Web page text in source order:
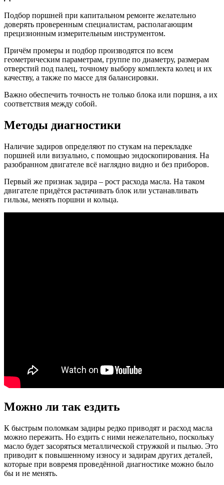
Подбор поршней при капитальном ремонте желательно
доверять проверенным специалистам, располагающим
прецизионным измерительным инструментом.
Причём промеры и подбор производятся по всем
геометрическим параметрам, группе по диаметру, размерам
отверстий под палец, точному выбору комплекта колец и их
качеству, а также по массе для балансировки.
Важно обеспечить точность не только блока или поршня, а их
соответствия между собой.
Методы диагностики
Наличие задиров определяют по стукам на перекладке
поршней или визуально, с помощью эндоскопирования. На
разобранном двигателе всё наглядно видно и без приборов.
Первый же признак задира – рост расхода масла. На таком
двигателе придётся растачивать блок или устанавливать
гильзы, менять поршни и кольца.
Можно ли так ездить
К быстрым поломкам задиры редко приводят и расход масла
можно пережить. Но ездить с ними нежелательно, поскольку
масло будет засоряться металлической стружкой и пылью. Это
приводит к повышенному износу и задирам других деталей,
которые при вовремя проведённой диагностике можно было
бы и не менять.